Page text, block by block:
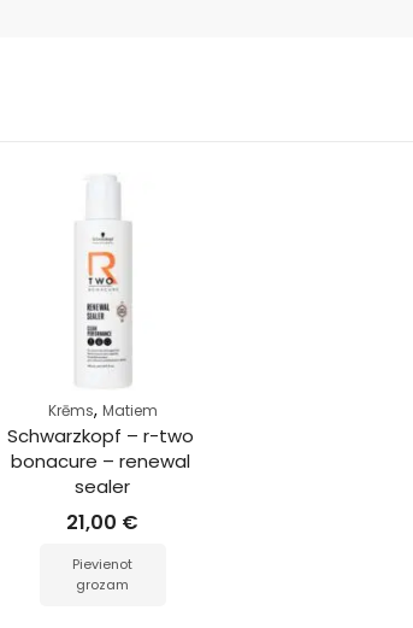
Krēms, Matiem
Schwarzkopf – r-two
bonacure – renewal
sealer
21,00 €
Pievienot
grozam